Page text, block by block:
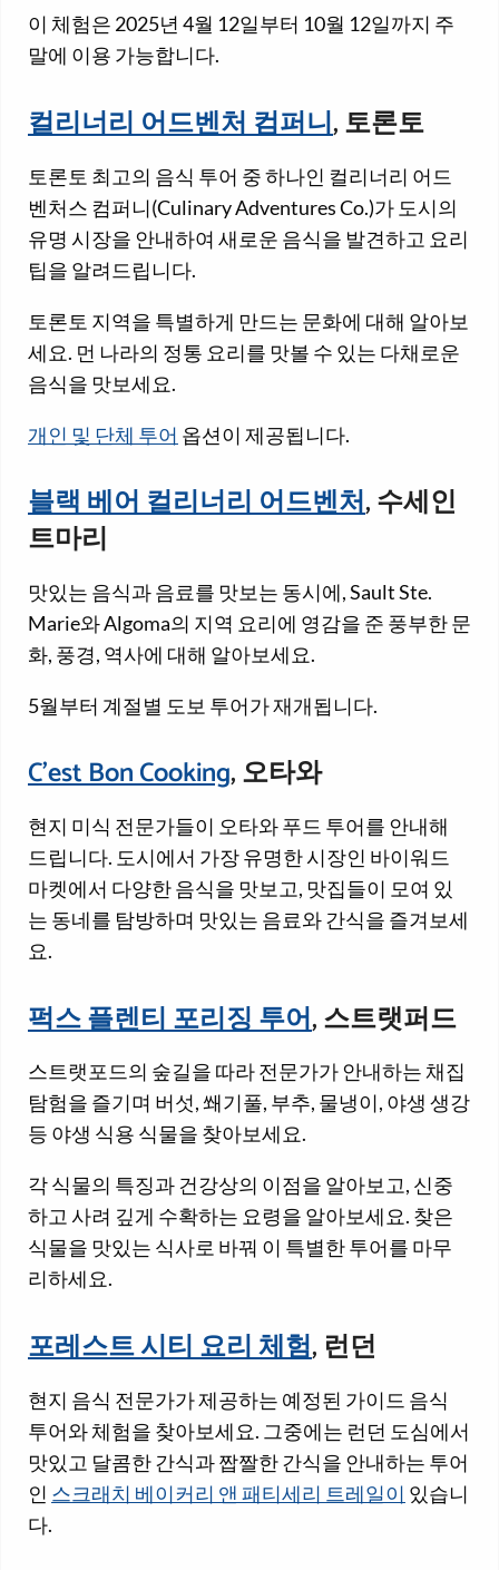
이 체험은 2025년 4월 12일부터 10월 12일까지 주
말에 이용 가능합니다.
컬리너리 어드벤처 컴퍼니, 토론토
토론토 최고의 음식 투어 중 하나인 컬리너리 어드
벤처스 컴퍼니(Culinary Adventures Co.)가 도시의
유명 시장을 안내하여 새로운 음식을 발견하고 요리
팁을 알려드립니다.
토론토 지역을 특별하게 만드는 문화에 대해 알아보
세요. 먼 나라의 정통 요리를 맛볼 수 있는 다채로운
음식을 맛보세요.
개인 및 단체 투어 옵션이 제공됩니다.
블랙 베어 컬리너리 어드벤처, 수세인
트마리
맛있는 음식과 음료를 맛보는 동시에, Sault Ste.
Marie와 Algoma의 지역 요리에 영감을 준 풍부한 문
화, 풍경, 역사에 대해 알아보세요.
5월부터 계절별 도보 투어가 재개됩니다.
C'est Bon Cooking, 오타와
현지 미식 전문가들이 오타와 푸드 투어를 안내해
드립니다. 도시에서 가장 유명한 시장인 바이워드
마켓에서 다양한 음식을 맛보고, 맛집들이 모여 있
는 동네를 탐방하며 맛있는 음료와 간식을 즐겨보세
요.
퍽스 플렌티 포리징 투어, 스트랫퍼드
스트랫포드의 숲길을 따라 전문가가 안내하는 채집
탐험을 즐기며 버섯, 쐐기풀, 부추, 물냉이, 야생 생강
등 야생 식용 식물을 찾아보세요.
각 식물의 특징과 건강상의 이점을 알아보고, 신중
하고 사려 깊게 수확하는 요령을 알아보세요. 찾은
식물을 맛있는 식사로 바꿔 이 특별한 투어를 마무
리하세요.
포레스트 시티 요리 체험, 런던
현지 음식 전문가가 제공하는 예정된 가이드 음식
투어와 체험을 찾아보세요. 그중에는 런던 도심에서
맛있고 달콤한 간식과 짭짤한 간식을 안내하는 투어
인 스크래치 베이커리 앤 패티세리 트레일이 있습니
다.